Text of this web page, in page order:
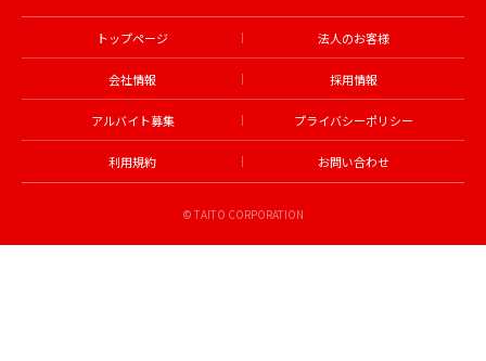
トップページ 法人のお客様
会社情報 採用情報
アルバイト募集 プライバシーポリシー
利用規約 お問い合わせ
© TAITO CORPORATION